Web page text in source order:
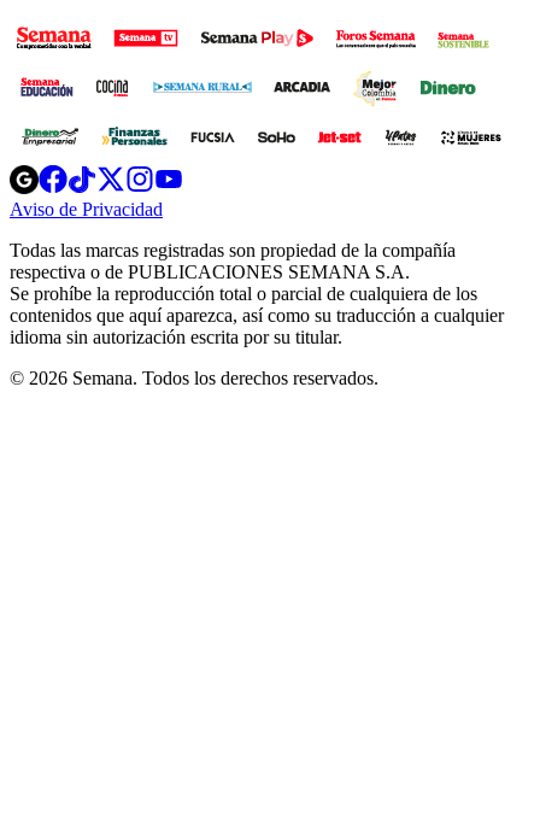
Opens
in
new
Opens
in
new
Opens
in
new
window
Opens
new
windowwindow
Aviso de Privacidad
new
window
Todas las marcas registradas son propiedad de la compañía
respectiva o de PUBLICACIONES SEMANA S.A.
Se prohíbe la reproducción total o parcial de cualquiera de los
contenidos que aquí aparezca, así como su traducción a cualquier
idioma sin autorización escrita por su titular.
© 2026 Semana. Todos los derechos reservados.